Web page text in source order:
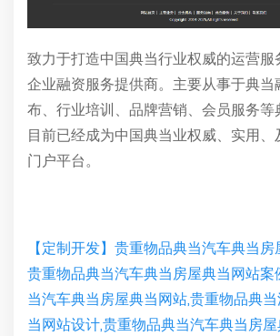
致力于打造中国典当行业权威的运营
企业融资服务提供商。主要从事于典当
布、行业培训、品牌营销、会员服务等
目前已经成为中国典当业权威、实用
门户平台。
【定制开发】贵重物品典当汽车典当
贵重物品典当汽车典当房屋典当网站案
当汽车典当房屋典当网站,贵重物品典
当网站设计,贵重物品典当汽车典当房